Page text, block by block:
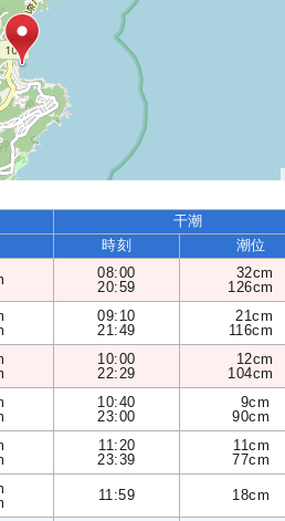
干潮
時刻 潮位
08:00
20:59
32cm
126cm
09:10
21:49
21cm
116cm
10:00
22:29
12cm
104cm
10:40
23:00
9cm
90cm
11:20
23:39
11cm
77cm
11:59 18cm